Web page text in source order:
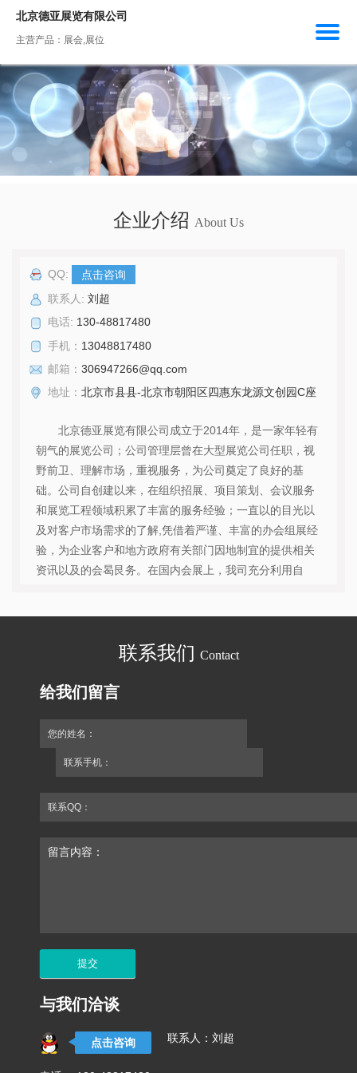
北京德亚展览有限公司
主营产品：展会,展位
企业介绍 About Us
QQ:
点击咨询
联系人: 刘超
电话: 130-48817480
手机： 13048817480
邮箱： 306947266@qq.com
地址： 北京市县县-北京市朝阳区四惠东龙源文创园C座
北京德亚展览有限公司成立于2014年，是一家年轻有
朝气的展览公司；公司管理层曾在大型展览公司任职，视
野前卫、理解市场，重视服务，为公司奠定了良好的基
础。公司自创建以来，在组织招展、项目策划、会议服务
和展览工程领域积累了丰富的服务经验；一直以的目光以
及对客户市场需求的了解,凭借着严谨、丰富的办会组展经
验，为企业客户和地方政府有关部门因地制宜的提供相关
资讯以及的会曷艮务。在国内会展上，我司充分利用自
联系我们 Contact
给我们留言
您的姓名：
联系手机：
联系QQ：
留言内容：
与我们洽谈
点击咨询 联系人：刘超